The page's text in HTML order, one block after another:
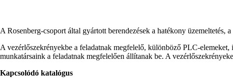
A Rosenberg-csoport által gyártott berendezések a hatékony
A vezérlőszekrényekbe a feladatnak megfelelő, különböző PLC-
munkatársaink a feladatnak megfelelően állítanak be. A
Kapcsolódó katalógus